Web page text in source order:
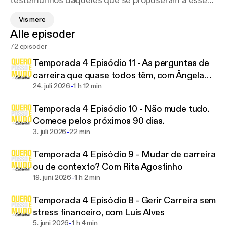
partilhados aspectos chave que influenciam a
mudança desejada. Conduzido por Lourdes
Monteiro e Alexandra Quadros, autoras do livro
Quero, Posso e Mudo de Carreira.
Vis mere
Alle episoder
72 episoder
Temporada 4 Episódio 11 - As perguntas de
carreira que quase todos têm, com Ângela
Casaca Botelho da PMI
24. juli 2026-1 h 12 min
Temporada 4 Episódio 10 - Não mude tudo.
Comece pelos próximos 90 dias.
3. juli 2026-22 min
Temporada 4 Episódio 9 - Mudar de carreira
ou de contexto? Com Rita Agostinho
19. juni 2026-1 h 2 min
Temporada 4 Episódio 8 - Gerir Carreira sem
stress financeiro, com Luís Alves
5. juni 2026-1 h 4 min